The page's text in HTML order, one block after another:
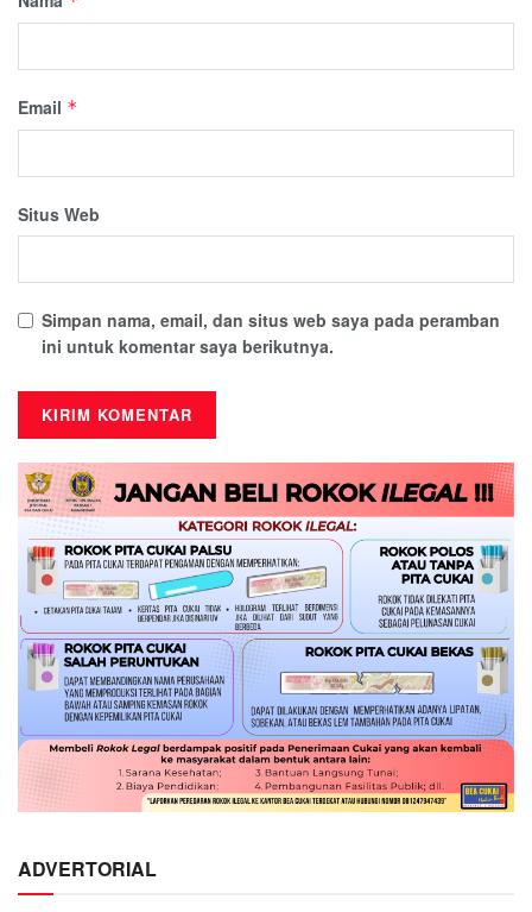
Email *
Situs Web
Simpan nama, email, dan situs web saya pada peramban
ini untuk komentar saya berikutnya.
ADVERTORIAL